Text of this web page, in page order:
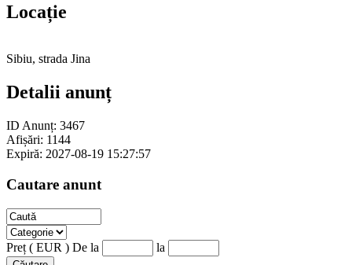
Locație
Sibiu, strada Jina
Detalii anunț
ID Anunț: 3467
Afișări: 1144
Expiră: 2027-08-19 15:27:57
Cautare anunt
Preț ( EUR ) De la la